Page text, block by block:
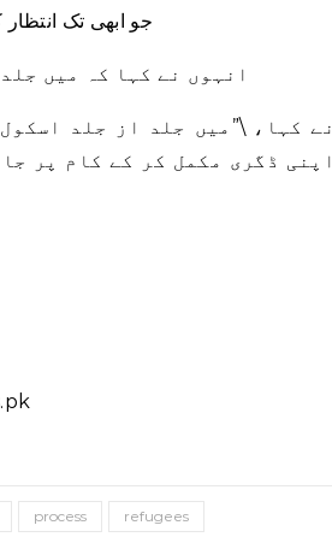
جو ابھی تک
انہوں نے کہا کہ میں
اپنی ڈگری مکمل کر کے کام پر
process refugees